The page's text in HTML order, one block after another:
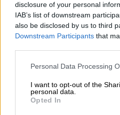
disclosure of your personal
IAB’s list of downstream
also be disclosed by us to third
Downstream Participants that
Please note that this website/
not limited to your visit or usage
grant or deny consent to
use your data for below
Personal Data Processing
I want to opt-out of the
personal data.
Opted In